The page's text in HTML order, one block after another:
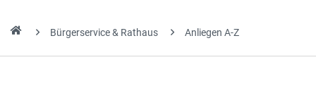
Bürgerservice & Rathaus Anliegen A-Z